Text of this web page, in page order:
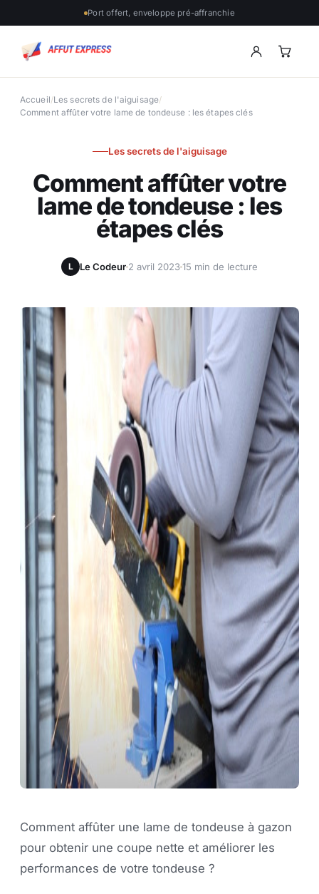
Port offert, enveloppe pré-affranchie
Accueil/Les secrets de l'aiguisage/
Comment affûter votre lame de tondeuse : les étapes clés
Les secrets de l'aiguisage
Comment affûter votre
lame de tondeuse : les
étapes clés
L Le Codeur 2 avril 202315 min de lecture
Comment affûter une lame de tondeuse à gazon
pour obtenir une coupe nette et améliorer les
performances de votre tondeuse ?